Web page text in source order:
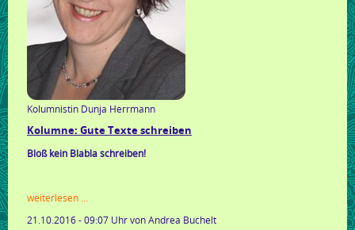
Kolumnistin Dunja Herrmann
Kolumne: Gute Texte schreiben
Bloß kein Blabla schreiben!
weiterlesen …
texte
21.10.2016 - 09:07 Uhrvon Andrea Buchelt